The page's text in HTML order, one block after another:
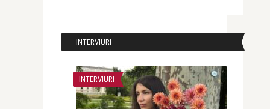
INTERVIURI
INTERVIURI